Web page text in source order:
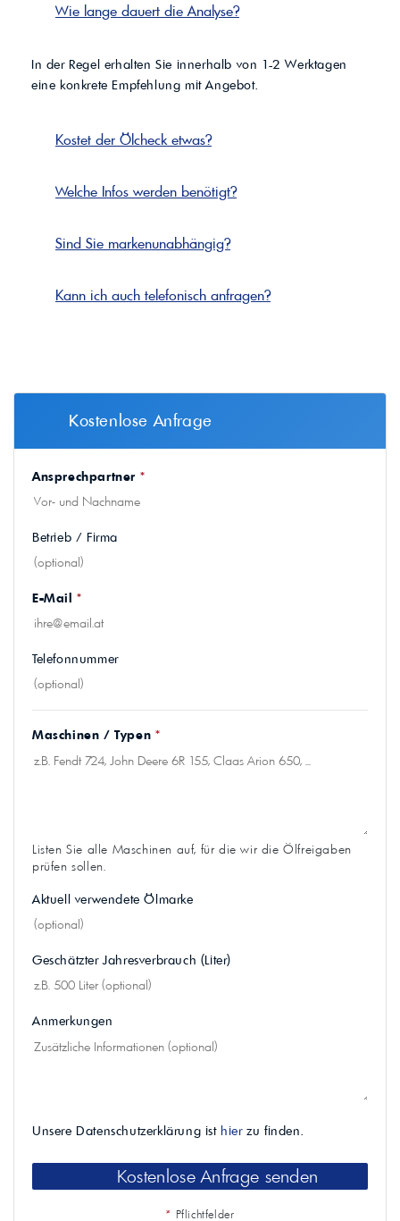
Wie lange dauert die Analyse?
In der Regel erhalten Sie innerhalb von 1-2 Werktagen
eine konkrete Empfehlung mit Angebot.
Kostet der Ölcheck etwas?
Welche Infos werden benötigt?
Sind Sie markenunabhängig?
Kann ich auch telefonisch anfragen?
Kostenlose Anfrage
Ansprechpartner *
Betrieb / Firma
E-Mail*
Telefonnummer
Maschinen / Typen *
Listen Sie alle Maschinen auf, für die wir die Ölfreigaben
prüfen sollen.
Aktuell verwendete Ölmarke
Geschätzter Jahresverbrauch (Liter)
Anmerkungen
Unsere Datenschutzerklärung ist hierzu finden.
Kostenlose Anfrage senden
* Pflichtfelder